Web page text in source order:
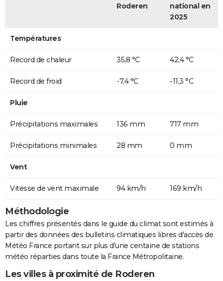
Roderen
national en
2025
Températures
Record de chaleur 35,8 °C 42,4 °C
Record de froid -7,4 °C -11,3 °C
Pluie
Précipitations maximales 136 mm 717 mm
Précipitations minimales 28 mm 0 mm
Vent
Vitesse de vent maximale 94 km/h 169 km/h
Méthodologie
Les chiffres présentés dans le guide du climat sont estimés à
partir des données des bulletins climatiques libres d'accès de
Météo France portant sur plus d'une centaine de stations
météo réparties dans toute la France Métropolitaine.
Les villes à proximité de Roderen